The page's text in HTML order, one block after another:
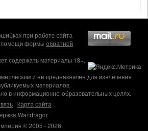
при работе сайта
помощи формы обратной
содержать материалы 18+.
и не предназначен для извлечения
материалов,
в информационно-образовательных целях.
| Карта сайта
Wandragor.
© 2005 - 2026.